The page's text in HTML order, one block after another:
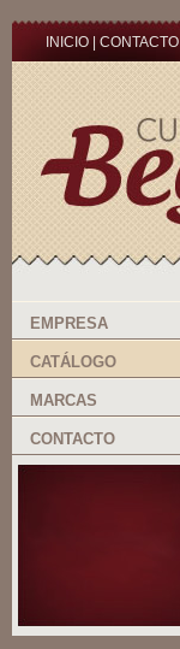
INICIO CONTACTO
EMPRESA
CATÁLOGO
MARCAS
CONTACTO